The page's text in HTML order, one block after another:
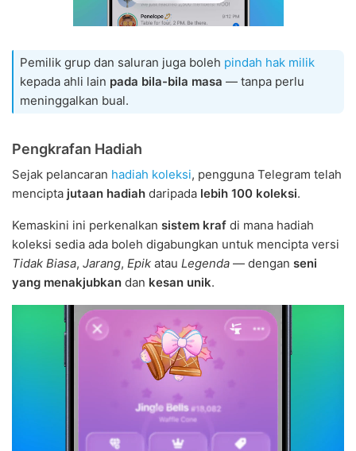
Pemilik grup dan saluran juga boleh pindah hak milik
kepada ahli lain pada bila-bila masa — tanpa perlu
meninggalkan bual.
Pengkrafan Hadiah
Sejak pelancaran hadiah koleksi, pengguna Telegram telah
mencipta jutaan hadiah daripada lebih 100 koleksi.
Kemaskini ini perkenalkan sistem kraf di mana hadiah
koleksi sedia ada boleh digabungkan untuk mencipta versi
Tidak Biasa, Jarang, Epik atau Legenda — dengan seni
yang menakjubkan dan kesan unik.